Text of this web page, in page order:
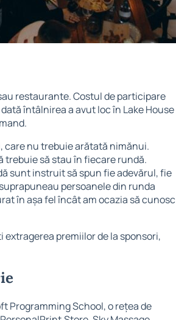
restaurante. Costul de participare
întâlnirea a avut loc în Lake House
care nu trebuie arătată nimănui.
trebuie să stau în fiecare rundă.
sunt instruit să spun fie adevărul, fie
persoanele din runda
în așa fel încât am ocazia să cunosc
premiilor de la sponsori,
Programming School, o rețea de